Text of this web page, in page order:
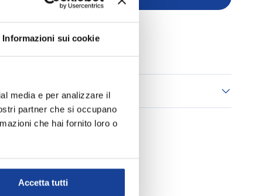
Informazioni sui cookie
media e per analizzare il
partner che si occupano
che hai fornito loro o
Accetta tutti
Aggiungi ai Preferiti
consegna